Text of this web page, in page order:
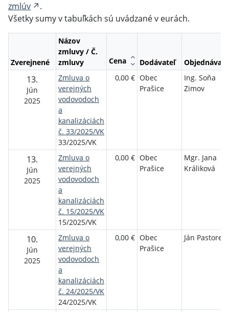
zmlúv
.
Všetky sumy v tabuľkách sú uvádzané v eurách.
Zverejnené
Názov
zmluvy / Č.
zmluvy
Cena Dodávateľ
13.
Jún
2025
Zmluva o
verejných
vodovodoch
a
kanalizáciách
č. 33/2025/VK
33/2025/VK
0,00 € Obec
Prašice
Ing. Soňa
Zimov
13.
Jún
2025
Zmluva o
verejných
vodovodoch
a
kanalizáciách
č. 15/2025/VK
15/2025/VK
0,00 € Obec
Prašice
Mgr. Jana
Králiková
10.
Jún
2025
Zmluva o
verejných
vodovodoch
a
kanalizáciách
č. 24/2025/VK
24/2025/VK
0,00 € Obec
Prašice
Ján Pastorek